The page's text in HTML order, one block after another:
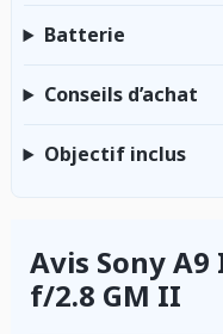
Batterie
Conseils d’achat
Objectif inclus
Avis Sony A9
f/2.8 GM II